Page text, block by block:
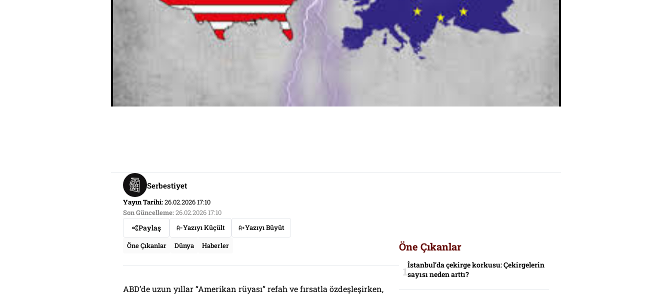
Serbestiyet
Yayın Tarihi:26.02.2026 17:10
Son Güncelleme:26.02.2026 17:10
Paylaş Yazıyı Küçült
Yazıyı Büyüt
Öne Çıkanlar
Dünya Haberler
ABD’de uzun yıllar “Amerikan rüyası” refah ve fırsatla özdeşleşirken,
Öne Çıkanlar
İstanbul’da çekirge korkusu: Çekirgelerin
sayısı neden arttı?